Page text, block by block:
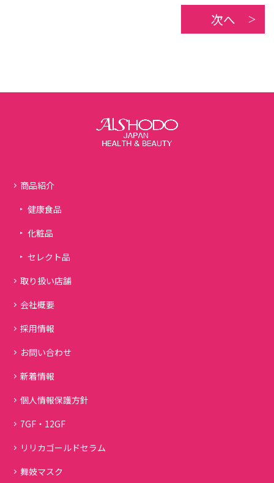
次へ
商品紹介
健康食品
化粧品
セレクト品
取り扱い店舗
会社概要
採用情報
お問い合わせ
新着情報
個人情報保護方針
7GF・12GF
リリカゴールドセラム
舞妓マスク